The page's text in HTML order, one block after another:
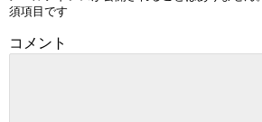
須項目です
コメント